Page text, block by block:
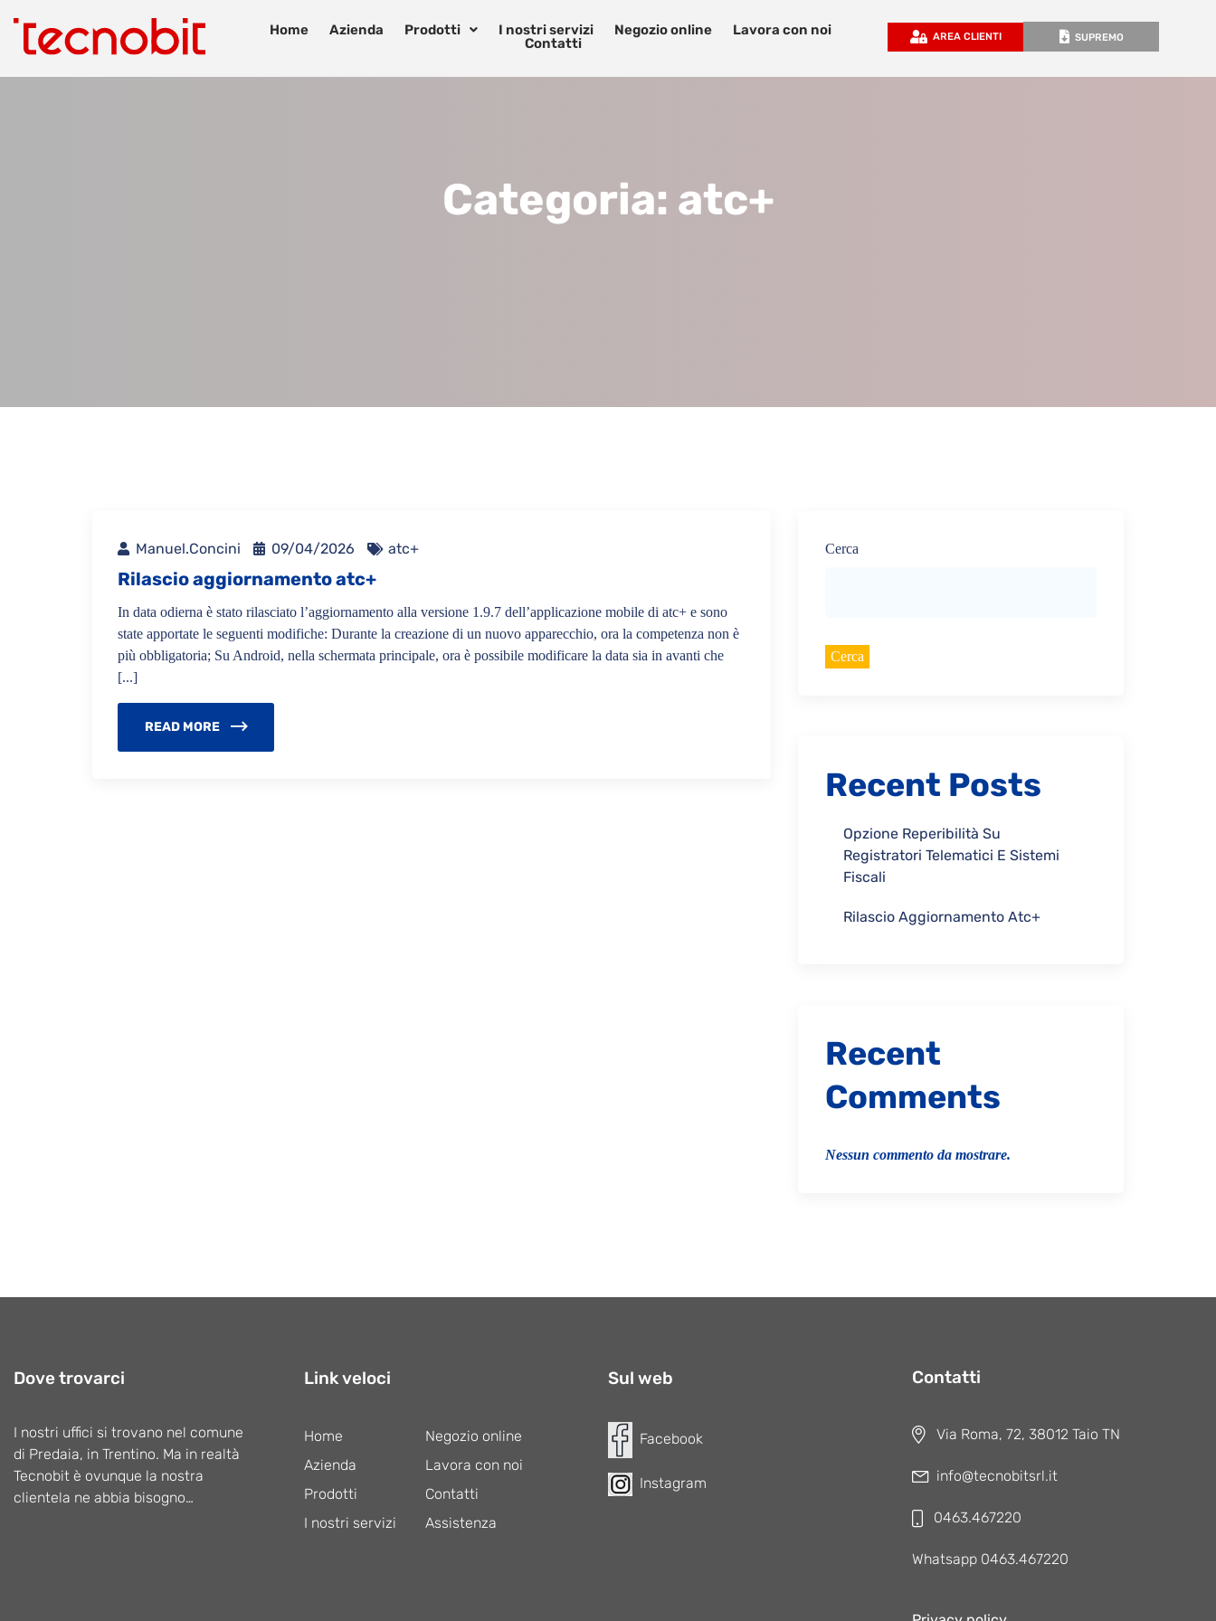
Home Azienda Prodotti I nostri servizi Negozio online
Lavora con noi
Contatti
AREA CLIENTI SUPREMO
Categoria: atc+
Manuel.concini 09/04/2026 atc+
Rilascio aggiornamento atc+
In data odierna è stato rilasciato l’aggiornamento alla versione 1.9.7 dell’applicazione mobile di atc+ e sono
state apportate le seguenti modifiche: Durante la creazione di un nuovo apparecchio, ora la competenza non è
più obbligatoria; Su Android, nella schermata principale, ora è possibile modificare la data sia in avanti che
[...]
READ MORE
Cerca
Cerca
Recent Posts
Opzione Reperibilità Su
Registratori Telematici E Sistemi
Fiscali
Rilascio Aggiornamento Atc+
Recent
Comments
Nessun commento da mostrare.
Dove trovarci
I nostri uffici si trovano nel comune
di Predaia, in Trentino. Ma in realtà
Tecnobit è ovunque la nostra
clientela ne abbia bisogno…
Link veloci
Home
Azienda
Prodotti
I nostri servizi
Negozio online
Lavora con noi
Contatti
Assistenza
Sul web
Facebook
Instagram
Contatti
Via Roma, 72, 38012 Taio TN
info@tecnobitsrl.it
0463.467220
Whatsapp 0463.467220